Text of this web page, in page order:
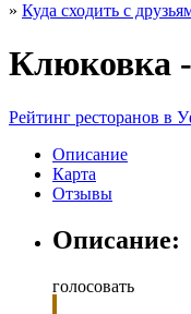
» Куда сходить с
Клюковка
Рейтинг ресторанов в
Описание
Карта
Отзывы
Описание:
голосовать